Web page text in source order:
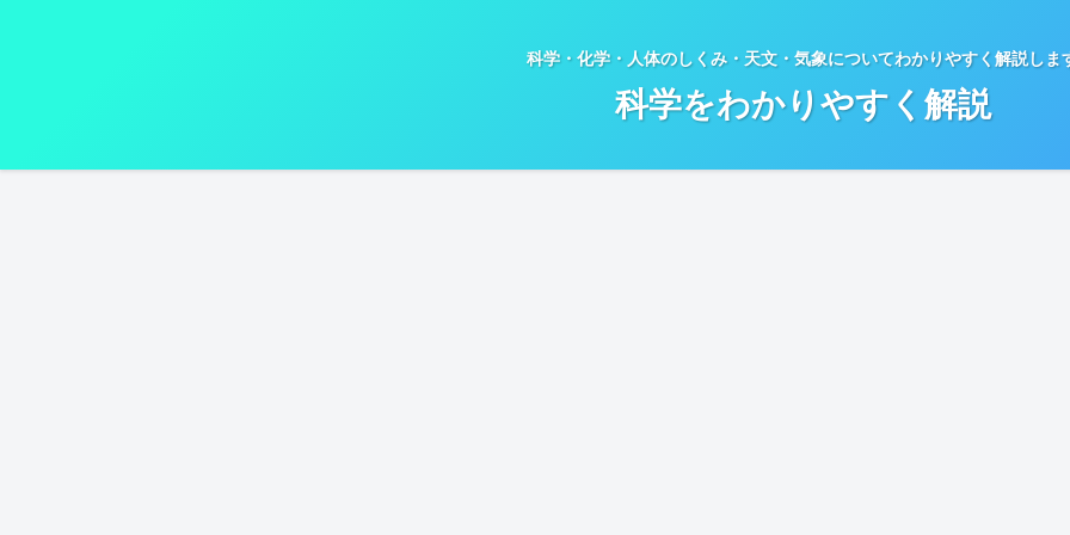
科学・化学・人体のしくみ・天文・気象についてわかりやすく解説しま
科学をわかりやすく解説